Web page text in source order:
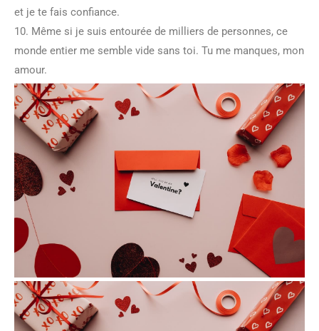
et je te fais confiance.
10. Même si je suis entourée de milliers de personnes, ce
monde entier me semble vide sans toi. Tu me manques, mon
amour.